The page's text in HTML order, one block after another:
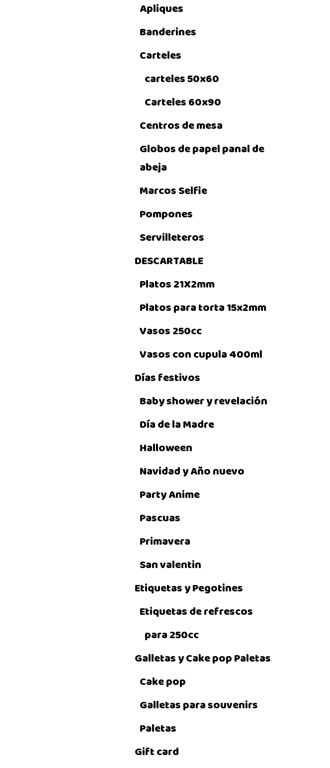
Apliques
Banderines
Carteles
carteles 50x60
Carteles 60x90
Centros de mesa
Globos de papel panal de
abeja
Marcos Selfie
Pompones
Servilleteros
DESCARTABLE
Platos 21X2mm
Platos para torta 15x2mm
Vasos 250cc
Vasos con cupula 400ml
Días festivos
Baby shower y revelación
Día de la Madre
Halloween
Navidad y Año nuevo
Party Anime
Pascuas
Primavera
San valentin
Etiquetas y Pegotines
Etiquetas de refrescos
para 250cc
Galletas y Cake pop Paletas
Cake pop
Galletas para souvenirs
Paletas
Gift card